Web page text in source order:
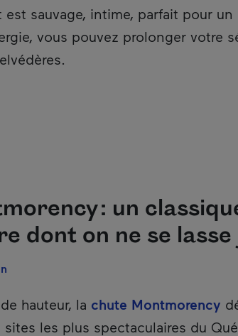
est sauvage, intime, parfait pour
vous pouvez prolonger votre
: un
dont on ne se
hauteur, la chute Montmorency
sites les plus spectaculaires du